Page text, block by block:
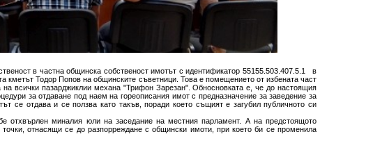
в частна общинска собственост имотът с идентификатор 55155.503.407.5.1 в
кметът Тодор Попов на общинските съветници. Това е помещението от избената част
всички пазарджиклии механа "Трифон Зарезан". Обносновката е, че до настоящия
за отдаване под наем на гореописания имот с предназначение за заведение за
се отдава и се ползва като такъв, поради което същият е загубил публичното си
отхвърлен миналия юли на заседание на местния парламент. А на предстоящото
отнасящи се до разпорреждане с общински имоти, при което би се променила